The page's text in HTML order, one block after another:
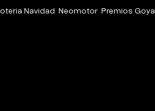
Navidad Neomotor Premios Goya